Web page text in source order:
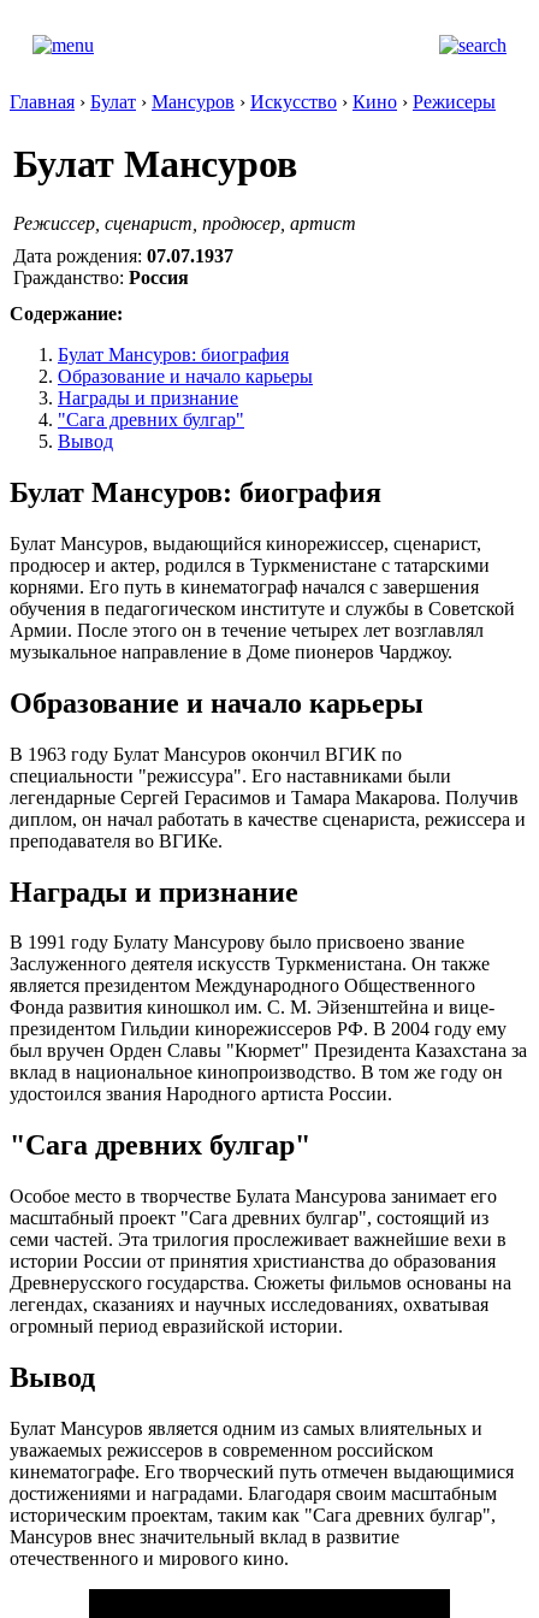
Главная › Булат › Мансуров › Искусство › Кино › Режисеры
Булат Мансуров
Режиссер, сценарист, продюсер, артист
Дата рождения: 07.07.1937
Гражданство: Россия
Содержание:
Булат Мансуров: биография
Образование и начало карьеры
Награды и признание
"Сага древних булгар"
Вывод
Булат Мансуров: биография
Булат Мансуров, выдающийся кинорежиссер, сценарист,
продюсер и актер, родился в Туркменистане с татарскими
корнями. Его путь в кинематограф начался с завершения
обучения в педагогическом институте и службы в Советской
Армии. После этого он в течение четырех лет возглавлял
музыкальное направление в Доме пионеров Чарджоу.
Образование и начало карьеры
В 1963 году Булат Мансуров окончил ВГИК по
специальности "режиссура". Его наставниками были
легендарные Сергей Герасимов и Тамара Макарова. Получив
диплом, он начал работать в качестве сценариста, режиссера и
преподавателя во ВГИКе.
Награды и признание
В 1991 году Булату Мансурову было присвоено звание
Заслуженного деятеля искусств Туркменистана. Он также
является президентом Международного Общественного
Фонда развития киношкол им. С. М. Эйзенштейна и вице-
президентом Гильдии кинорежиссеров РФ. В 2004 году ему
был вручен Орден Славы "Кюрмет" Президента Казахстана за
вклад в национальное кинопроизводство. В том же году он
удостоился звания Народного артиста России.
"Сага древних булгар"
Особое место в творчестве Булата Мансурова занимает его
масштабный проект "Сага древних булгар", состоящий из
семи частей. Эта трилогия прослеживает важнейшие вехи в
истории России от принятия христианства до образования
Древнерусского государства. Сюжеты фильмов основаны на
легендах, сказаниях и научных исследованиях, охватывая
огромный период евразийской истории.
Вывод
Булат Мансуров является одним из самых влиятельных и
уважаемых режиссеров в современном российском
кинематографе. Его творческий путь отмечен выдающимися
достижениями и наградами. Благодаря своим масштабным
историческим проектам, таким как "Сага древних булгар",
Мансуров внес значительный вклад в развитие
отечественного и мирового кино.